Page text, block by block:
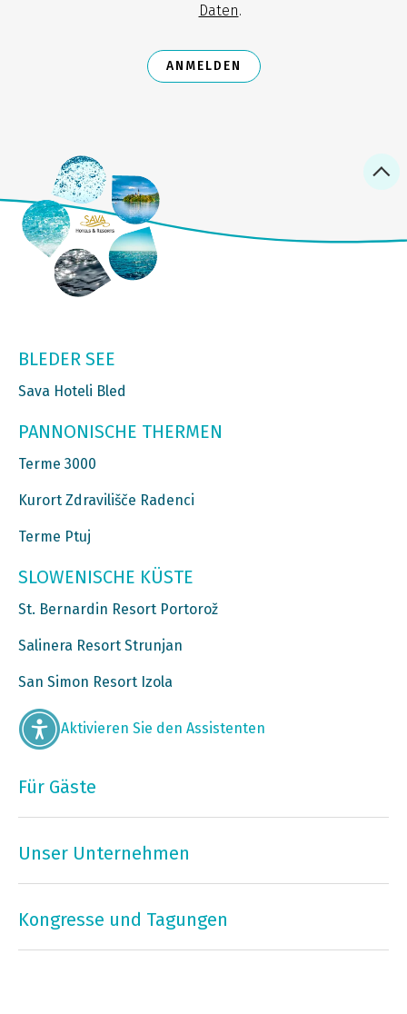
Daten.
ANMELDEN
BLEDER SEE
Sava Hoteli Bled
PANNONISCHE THERMEN
Terme 3000
Kurort Zdravilišče Radenci
Terme Ptuj
SLOWENISCHE KÜSTE
St. Bernardin Resort Portorož
Salinera Resort Strunjan
San Simon Resort Izola
Aktivieren Sie den Assistenten
Für Gäste
Unser Unternehmen
Kongresse und Tagungen